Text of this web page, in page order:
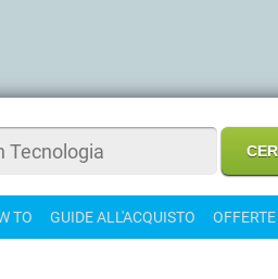
TO GUIDE ALL'ACQUISTO OFFERTE